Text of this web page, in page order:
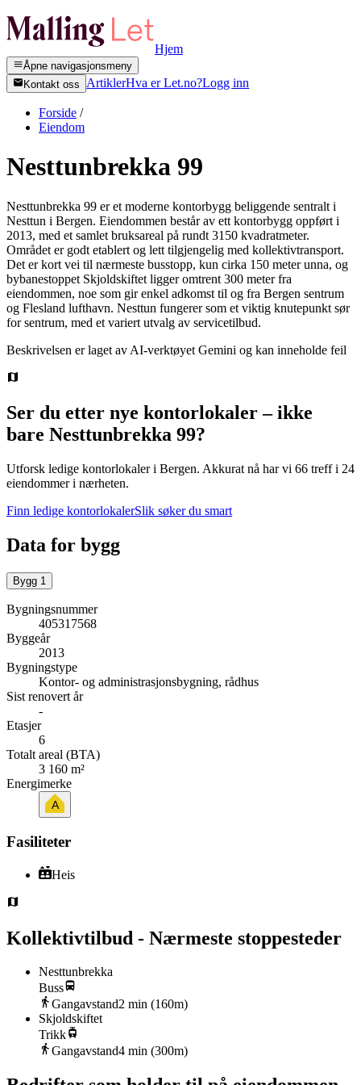
Hjem
Åpne navigasjonsmeny
Kontakt oss
ArtiklerHva er Let.no?Logg inn
Forside /
Eiendom
Nesttunbrekka 99
Nesttunbrekka 99 er et moderne kontorbygg beliggende sentralt i
Nesttun i Bergen. Eiendommen består av ett kontorbygg oppført i
2013, med et samlet bruksareal på rundt 3150 kvadratmeter.
Området er godt etablert og lett tilgjengelig med kollektivtransport.
Det er kort vei til nærmeste busstopp, kun cirka 150 meter unna, og
bybanestoppet Skjoldskiftet ligger omtrent 300 meter fra
eiendommen, noe som gir enkel adkomst til og fra Bergen sentrum
og Flesland lufthavn. Nesttun fungerer som et viktig knutepunkt sør
for sentrum, med et variert utvalg av servicetilbud.
Beskrivelsen er laget av AI-verktøyet Gemini og kan inneholde feil
Ser du etter nye kontorlokaler – ikke
bare Nesttunbrekka 99?
Utforsk ledige kontorlokaler i Bergen. Akkurat nå har vi 66 treff i 24
eiendommer i nærheten.
Finn ledige kontorlokalerSlik søker du smart
Data for bygg
Bygg 1
Bygningsnummer
405317568
Byggeår
2013
Bygningstype
Kontor- og administrasjonsbygning, rådhus
Sist renovert år
-
Etasjer
6
Totalt areal (BTA)
3 160 m²
Energimerke
A
Fasiliteter
Heis
Kollektivtilbud - Nærmeste stoppesteder
Nesttunbrekka
Buss
Gangavstand2 min (160m)
Skjoldskiftet
Trikk
Gangavstand4 min (300m)